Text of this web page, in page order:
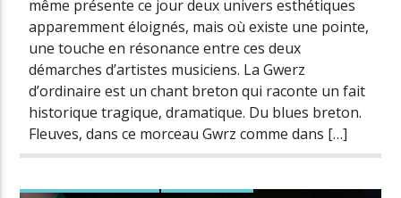
même présente ce jour deux univers esthétiques
apparemment éloignés, mais où existe une pointe,
une touche en résonance entre ces deux
démarches d’artistes musiciens. La Gwerz
d’ordinaire est un chant breton qui raconte un fait
historique tragique, dramatique. Du blues breton.
Fleuves, dans ce morceau Gwrz comme dans […]